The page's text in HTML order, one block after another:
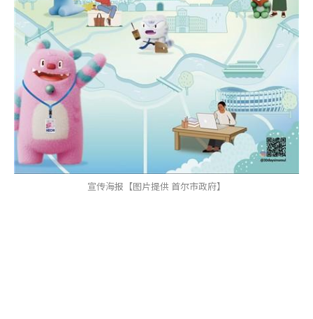
宣传海报【图片提供 首尔市政府】